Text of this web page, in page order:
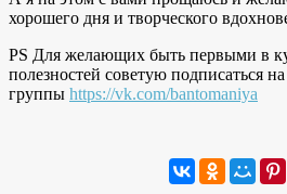
хорошего дня и творческого
PS Для желающих быть первыми в
полезностей советую подписаться
группы https://vk.com/bantomaniya